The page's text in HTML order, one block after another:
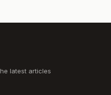
latest articles